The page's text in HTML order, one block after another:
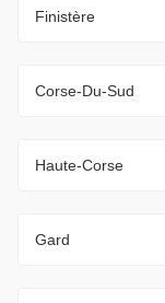
Finistère
Corse-Du-Sud
Haute-Corse
Gard